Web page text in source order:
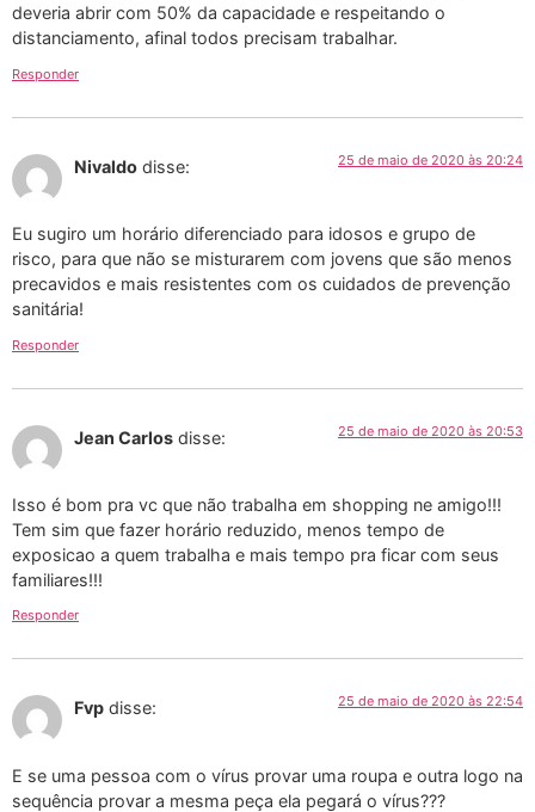
deveria abrir com 50% da capacidade e respeitando o
distanciamento, afinal todos precisam trabalhar.
Responder
Nivaldo disse: 25 de maio de 2020 às 20:24
Eu sugiro um horário diferenciado para idosos e grupo de
risco, para que não se misturarem com jovens que são menos
precavidos e mais resistentes com os cuidados de prevenção
sanitária!
Responder
Jean Carlos disse: 25 de maio de 2020 às 20:53
Isso é bom pra vc que não trabalha em shopping ne amigo!!!
Tem sim que fazer horário reduzido, menos tempo de
exposicao a quem trabalha e mais tempo pra ficar com seus
familiares!!!
Responder
Fvp disse: 25 de maio de 2020 às 22:54
E se uma pessoa com o vírus provar uma roupa e outra logo na
sequência provar a mesma peça ela pegará o vírus???